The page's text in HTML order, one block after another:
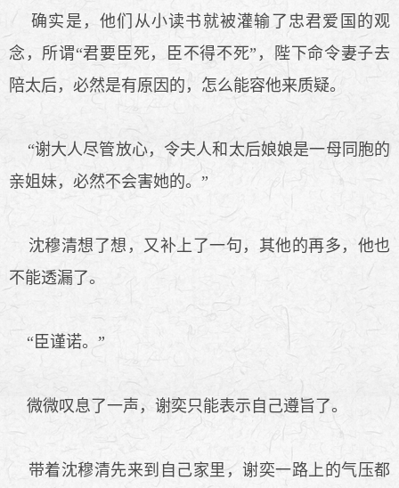
确实是，他们从小读书就被灌输了忠君爱国的观
念，所谓“君要臣死，臣不得不死”，陛下命令妻子去
陪太后，必然是有原因的，怎么能容他来质疑。
“谢大人尽管放心，令夫人和太后娘娘是一母同胞的
亲姐妹，必然不会害她的。”
沈穆清想了想，又补上了一句，其他的再多，他也
不能透漏了。
“臣谨诺。”
微微叹息了一声，谢奕只能表示自己遵旨了。
带着沈穆清先来到自己家里，谢奕一路上的气压都